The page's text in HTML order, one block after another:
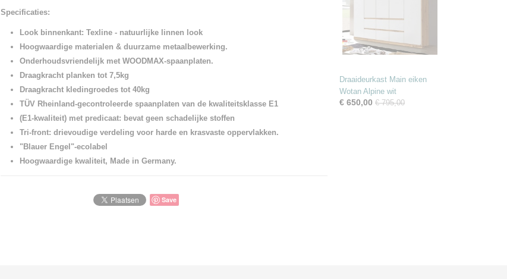
Specificaties:
Look binnenkant: Texline - natuurlijke linnen look
Hoogwaardige materialen & duurzame metaalbewerking.
Onderhoudsvriendelijk met WOODMAX-spaanplaten.
Draagkracht planken tot 7,5kg
Draagkracht kledingroedes tot 40kg
TÜV Rheinland-gecontroleerde spaanplaten van de kwaliteitsklasse E1
(E1-kwaliteit) met predicaat: bevat geen schadelijke stoffen
Tri-front: drievoudige verdeling voor harde en krasvaste oppervlakken.
"Blauer Engel"-ecolabel
Hoogwaardige kwaliteit, Made in Germany.
Save
Draaideurkast Main eiken
Wotan Alpine wit
€ 650,00 € 795,00